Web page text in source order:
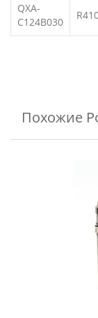
QXA-
C124B030
Похожие